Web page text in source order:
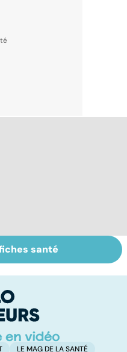
À chacune sa
!
santé
LE MAG DE LA SANTÉ